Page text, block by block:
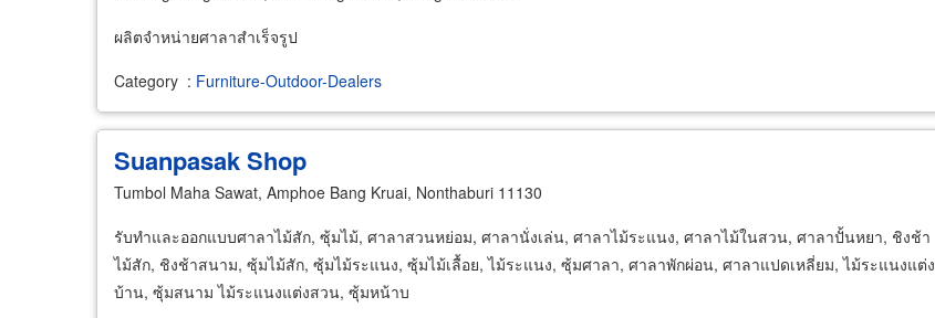
ผลิตจำหน่ายศาลาสำเร็จรูป
Category : Furniture-Outdoor-Dealers
Suanpasak Shop
Tumbol Maha Sawat, Amphoe Bang Kruai, Nonthaburi 11130
รับทำและออกแบบศาลาไม้สัก, ซุ้มไม้, ศาลาสวนหย่อม, ศาลานั่งเล่น, ศาลาไม้ระแนง, ศาลาไม้ในสวน, ศาลาปั้นหยา, ชิงช้า
ไม้สัก, ชิงช้าสนาม, ซุ้มไม้สัก, ซุ้มไม้ระแนง, ซุ้มไม้เลื้อย, ไม้ระแนง, ซุ้มศาลา, ศาลาพักผ่อน, ศาลาแปดเหลี่ยม, ไม้ระแนงแต่ง
บ้าน, ซุ้มสนาม ไม้ระแนงแต่งสวน, ซุ้มหน้าบ